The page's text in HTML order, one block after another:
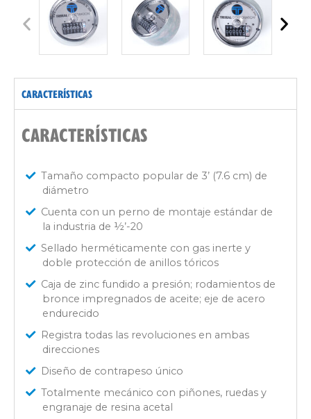
CARACTERÍSTICAS
CARACTERÍSTICAS
Tamaño compacto popular de 3’ (7.6 cm) de
diámetro
Cuenta con un perno de montaje estándar de
la industria de ½’-20
Sellado herméticamente con gas inerte y
doble protección de anillos tóricos
Caja de zinc fundido a presión; rodamientos de
bronce impregnados de aceite; eje de acero
endurecido
Registra todas las revoluciones en ambas
direcciones
Diseño de contrapeso único
Totalmente mecánico con piñones, ruedas y
engranaje de resina acetal